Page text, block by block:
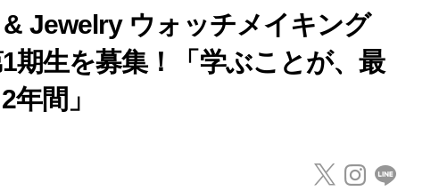
Jewelry ウォッチメイキング
期生を募集！「学ぶことが、最
間」